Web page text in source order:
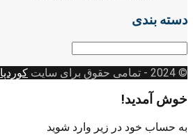
دسته بندی
دسته
© 2024
- تمامی حقوق برای سایت
خوش آمدید!
به حساب خود در زیر وارد شوید